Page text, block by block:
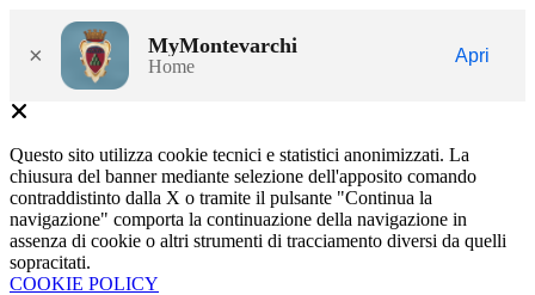
× MyMontevarchi
Home
Apri
Questo sito utilizza cookie tecnici e statistici anonimizzati. La
chiusura del banner mediante selezione dell'apposito comando
contraddistinto dalla X o tramite il pulsante "Continua la
navigazione" comporta la continuazione della navigazione in
assenza di cookie o altri strumenti di tracciamento diversi da quelli
sopracitati.
COOKIE POLICY